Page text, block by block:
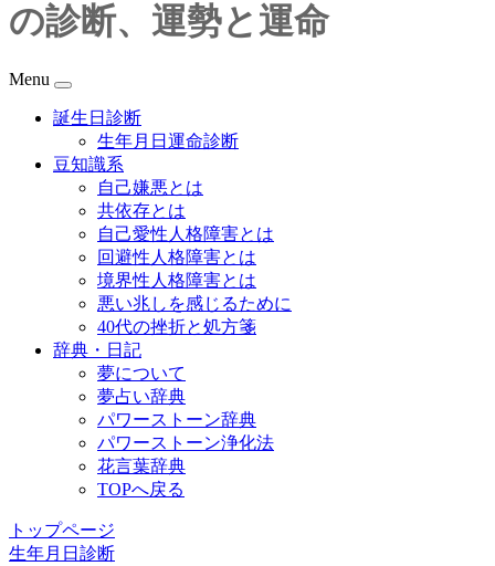
の診断、運勢と運命
Menu
誕生日診断
生年月日運命診断
豆知識系
自己嫌悪とは
共依存とは
自己愛性人格障害とは
回避性人格障害とは
境界性人格障害とは
悪い兆しを感じるために
40代の挫折と処方箋
辞典・日記
夢について
夢占い辞典
パワーストーン辞典
パワーストーン浄化法
花言葉辞典
TOPへ戻る
トップページ
生年月日診断